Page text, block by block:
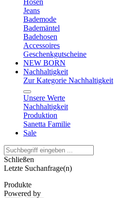
Hosen
Jeans
Bademode
Bademäntel
Badehosen
Accessoires
Geschenkgutscheine
NEW BORN
Nachhaltigkeit
Zur Kategorie Nachhaltigkeit
Unsere Werte
Nachhaltigkeit
Produktion
Sanetta Familie
Sale
Schließen
Letzte Suchanfrage(n)
Produkte
Powered by